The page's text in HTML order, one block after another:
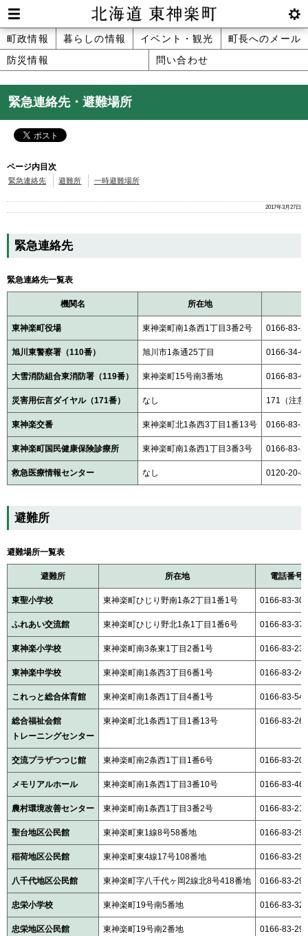
本
文
へ
メ
ュ
Men
u
btnS
ettin
北海道 東神楽町 Hokkaido
メ
ニ
ュ
町政情報 暮らしの情報 イベント・観光
町長へのメール
防災情報
問い合わせ
緊急連絡先・避難場所
ページ内目次
緊急連絡先 避難所 一時避難場所
2017年3月27日
緊急連絡先
緊急連絡先一覧表
機関名 所在地
東神楽町役場 東神楽町南1条西1丁目3番2号 0166-83-
旭川東警察署（110番） 旭川市1条通25丁目 0166-34-
大雪消防組合東消防署（119番） 東神楽町15号南3番地 0166-83-
災害用伝言ダイヤル（171番） なし 171（注意
東神楽交番 東神楽町北1条西3丁目1番13号 0166-83-
東神楽町国民健康保険診療所 東神楽町南1条西1丁目3番3号 0166-83-
救急医療情報センター なし 0120-20-
避難所
避難場所一覧表
避難所 所在地 電話番号
東聖小学校 東神楽町ひじり野南1条2丁目1番1号 0166-83-
ふれあい交流館 東神楽町ひじり野北1条1丁目1番6号 0166-83-
東神楽小学校 東神楽町南3条東1丁目2番1号 0166-83-
東神楽中学校 東神楽町南1条西3丁目6番1号 0166-83-
これっと総合体育館 東神楽町南1条西1丁目4番1号 0166-83-
総合福祉会館
トレーニングセンター
東神楽町北1条西1丁目1番13号 0166-83-
交流プラザつつじ館 東神楽町南2条西1丁目1番6号 0166-83-
メモリアルホール 東神楽町南1条西1丁目3番10号 0166-83-
農村環境改善センター 東神楽町南1条西1丁目3番2号 0166-83-
聖台地区公民館 東神楽町東1線8号58番地 0166-83-
稲荷地区公民館 東神楽町東4線17号108番地 0166-83-
八千代地区公民館 東神楽町字八千代ヶ岡2線北8号418番地 0166-83-
忠栄小学校 東神楽町19号南5番地 0166-83-
忠栄地区公民館 東神楽町19号南2番地 0166-83-